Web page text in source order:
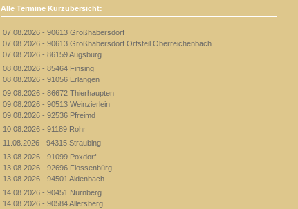
Alle Termine Kurzübersicht:
07.08.2026 - 90613 Großhabersdorf
07.08.2026 - 90613 Großhabersdorf Ortsteil Oberreichenbach
07.08.2026 - 86159 Augsburg
08.08.2026 - 85464 Finsing
08.08.2026 - 91056 Erlangen
09.08.2026 - 86672 Thierhaupten
09.08.2026 - 90513 Weinzierlein
09.08.2026 - 92536 Pfreimd
10.08.2026 - 91189 Rohr
11.08.2026 - 94315 Straubing
13.08.2026 - 91099 Poxdorf
13.08.2026 - 92696 Flossenbürg
13.08.2026 - 94501 Aidenbach
14.08.2026 - 90451 Nürnberg
14.08.2026 - 90584 Allersberg